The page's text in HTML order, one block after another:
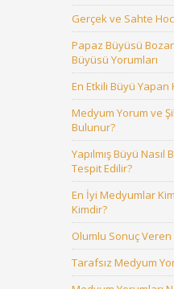
Gerçek ve Sahte
Papaz Büyüsü
Büyüsü Yorumları
En Etkili Büyü Yapan
Medyum Yorum ve
Bulunur?
Yapılmış Büyü Nasıl
Tespit Edilir?
En İyi Medyumlar
Kimdir?
Olumlu Sonuç
Tarafsız Medyum